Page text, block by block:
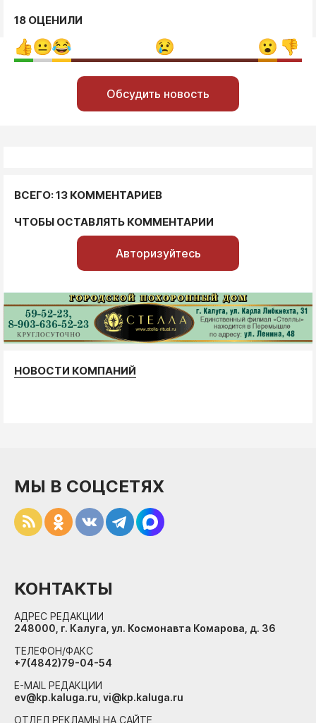
18 ОЦЕНИЛИ
Обсудить новость
ВСЕГО: 13 КОММЕНТАРИЕВ
ЧТОБЫ ОСТАВЛЯТЬ КОММЕНТАРИИ
Авторизуйтесь
НОВОСТИ КОМПАНИЙ
МЫ В СОЦСЕТЯХ
КОНТАКТЫ
АДРЕС РЕДАКЦИИ
248000, г. Калуга, ул. Космонавта Комарова, д. 36
ТЕЛЕФОН/ФАКС
+7(4842)79-04-54
E-MAIL РЕДАКЦИИ
ev@kp.kaluga.ru, vi@kp.kaluga.ru
ОТДЕЛ РЕКЛАМЫ НА САЙТЕ